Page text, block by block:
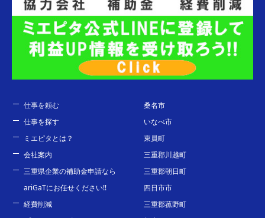
仕事を頼む
仕事を探す
ミエピタとは？
会社案内
三重県企業の補助金申請なら
ariGaTにお任せください!!
経費削減
桑名市
いなべ市
東員町
三重郡川越町
三重郡朝日町
四日市市
三重郡菰野町